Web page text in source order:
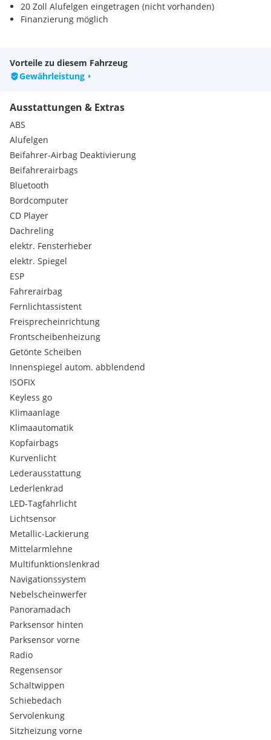
20 Zoll Alufelgen eingetragen (nicht vorhanden)
Finanzierung möglich
Navigationssystem Professional
Panorama-Glasdach
Sportsitze
Adaptives Kurvenlicht
Fernlichtassistent
Lenkrad (Leder M-Technic)
Licht- und Regensensor
Bluetooth-Schnittstelle
HiFi-Lautsprechersystem
Park-Distance-Control (PDC) vorn und hinten
Innenspiegel automatisch abblendend
Geschwindigkeits-Regelanlage mit Bremsfunktion
Multifunktion für Lenkrad
Isofix
Innenspiegel mit Abblendautomatik
Uvm.
Bei Interesse oder Fragen gerne einfach anrufen.
Finanzierung möglich.
Nachrüstungen möglich.
Österreichweite Zustellung möglich.
Keine Haftung für Irrtümer oder Eingabefehler.
Sonderausstattungen:
Metallic-Lackierung
Fernlichtassistent
M Lederlenkrad
Sportsitze für Fahrer und Beifahrer
Adaptives Kurvenlicht
Park Distance Control (PDC) vorne und hinten
Innenspiegel automatisch abblendend
Freisprecheinrichtung mit USB-Schnittstelle
Panorama-Glasdach, zweigeteiltes Glasdach,
Komfortöffnung/-schließung über Fahrzeugschlüssel
Scheinwerfer-Waschanlage
Polsterung Leder Dakota inkl. Sitzheizung In V. mit Modern
Line und Österreich-Paket Plus
Handyvorbereitung mit Anbindung Bluetooth- und USB-
Geräte inkl. BMW Assist, Auskunftsdienst, Notruf
Vorteile zu diesem Fahrzeug
Gewährleistung
Ausstattungen & Extras
ABS
Alufelgen
Beifahrer-Airbag Deaktivierung
Beifahrerairbags
Bluetooth
Bordcomputer
CD Player
Dachreling
elektr. Fensterheber
elektr. Spiegel
ESP
Fahrerairbag
Fernlichtassistent
Freisprecheinrichtung
Frontscheibenheizung
Getönte Scheiben
Innenspiegel autom. abblendend
ISOFIX
Keyless go
Klimaanlage
Klimaautomatik
Kopfairbags
Kurvenlicht
Lederausstattung
Lederlenkrad
LED-Tagfahrlicht
Lichtsensor
Metallic-Lackierung
Mittelarmlehne
Multifunktionslenkrad
Navigationssystem
Nebelscheinwerfer
Panoramadach
Parksensor hinten
Parksensor vorne
Radio
Regensensor
Schaltwippen
Schiebedach
Servolenkung
Sitzheizung vorne